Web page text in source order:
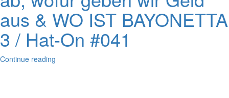
aus & WO IST BAYONETTA
3 / Hat-On #041
Continue reading